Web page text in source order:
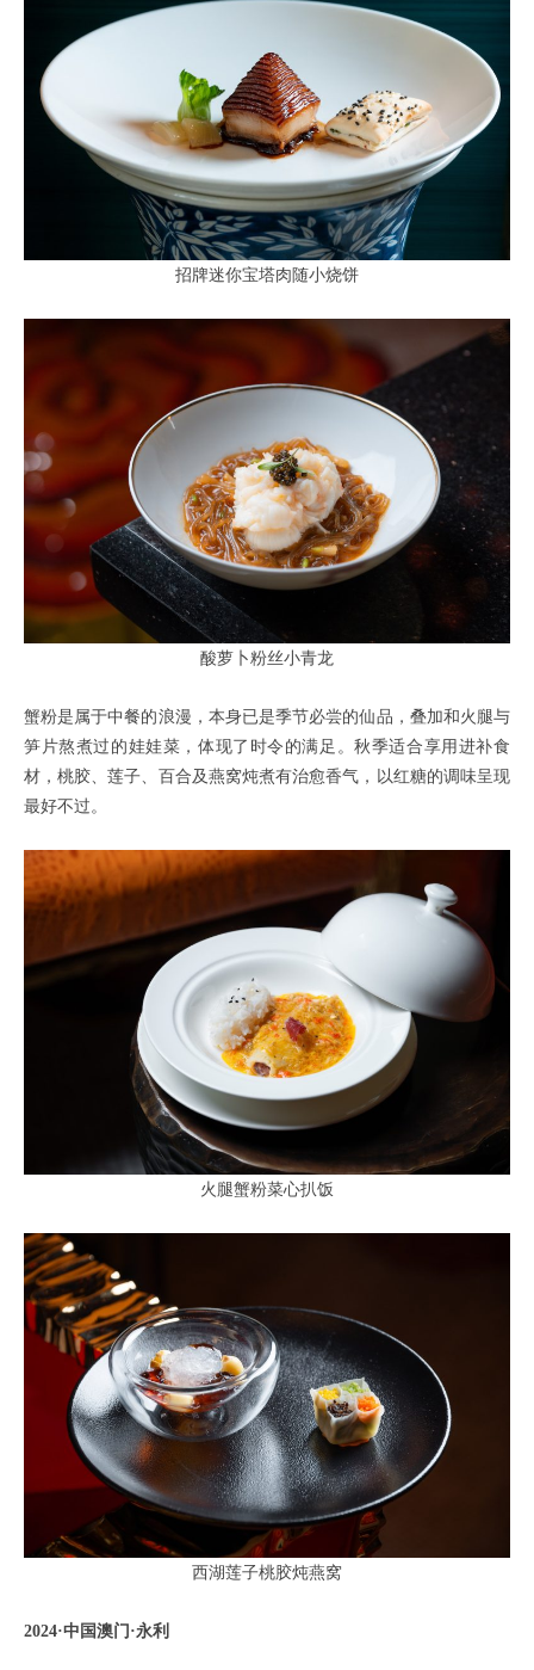
招牌迷你宝塔肉随小烧饼
酸萝卜粉丝小青龙
蟹粉是属于中餐的浪漫，本身已是季节必尝的仙品，叠加和火腿与
笋片熬煮过的娃娃菜，体现了时令的满足。秋季适合享用进补食
材，桃胶、莲子、百合及燕窝炖煮有治愈香气，以红糖的调味呈现
最好不过。
火腿蟹粉菜心扒饭
西湖莲子桃胶炖燕窝
2024·中国澳门·永利